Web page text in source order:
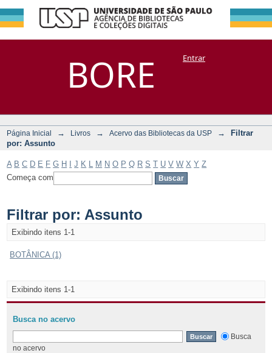
BORE
Filtrar por:
Assunto
DSpace/Manakin + CoriscoEntrar
Página Inicial → Livros → Acervo das Bibliotecas da USP →
Filtrar
por: Assunto
A B C D E F G H J K M N O P Q R S T U V W X Y Z
Começa com
Filtrar por: Assunto
Exibindo itens 1-1
BOTÂNICA (1)
Exibindo itens 1-1
Busca no acervo
Busca
no acervo